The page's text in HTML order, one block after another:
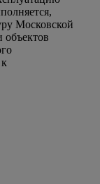
Московской
объектов